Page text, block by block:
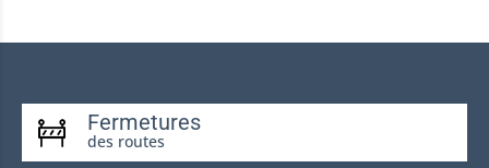
Fermetures
des routes